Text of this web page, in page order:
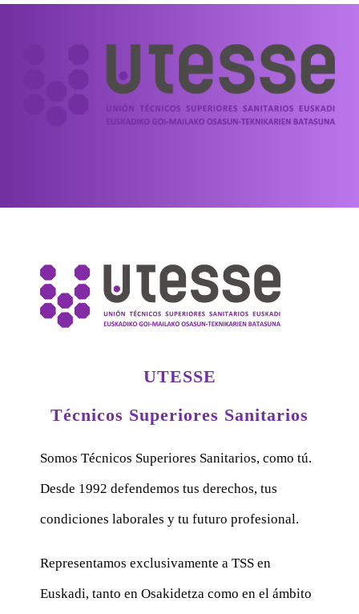
UTESSE
Técnicos Superiores Sanitarios
Somos Técnicos Superiores Sanitarios, como tú.
Desde 1992 defendemos tus derechos, tus
condiciones laborales y tu futuro profesional.
Representamos exclusivamente a TSS en
Euskadi, tanto en Osakidetza como en el ámbito